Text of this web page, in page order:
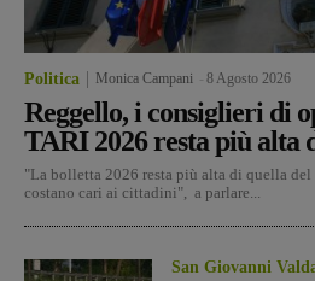
Politica Monica Campani 8 Agosto 2026
Reggello, i consiglieri di
TARI 2026 resta più alta
"La bolletta 2026 resta più alta di quella
costano cari ai cittadini", a parlare...
San Giovanni